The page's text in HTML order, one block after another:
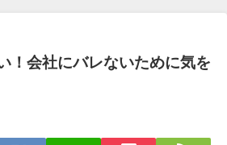
！会社にバレないために気を